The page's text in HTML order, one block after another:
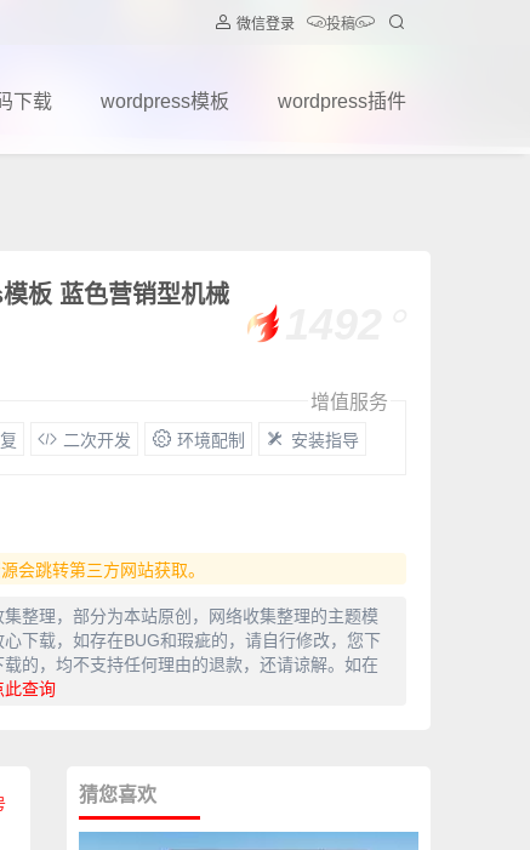
微信登录 投稿
下载 wordpress模板 wordpress插件
板 蓝色营销型机械
增值服务
二次开发 环境配制 安装指导
会跳转第三方网站获取。
整理，部分为本站原创，网络收集整理的主题模
下载，如存在BUG和瑕疵的，请自行修改，您下
的，均不支持任何理由的退款，还请谅解。如在
此查询
猜您喜欢